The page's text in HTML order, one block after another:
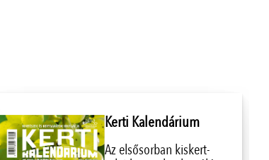
Kerti Kalendárium
Az elsősorban kiskert-